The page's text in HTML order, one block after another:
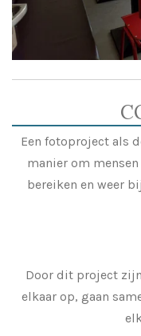
Een fotoproject als
manier om
bereiken en weer
Door dit project
elkaar op, gaan